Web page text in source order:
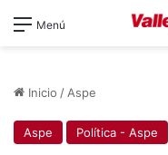
Menú
Inicio / Aspe
Aspe Política - Aspe